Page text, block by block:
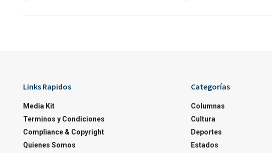
Links Rapidos
Media Kit
Terminos y Condiciones
Compliance & Copyright
Quienes Somos
Categorías
Columnas
Cultura
Deportes
Estados